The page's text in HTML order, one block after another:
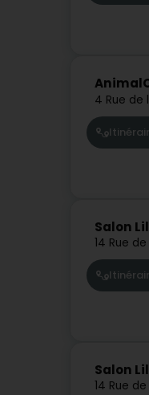
4 Rue de
Salon
14 Rue
Salon
14 Rue